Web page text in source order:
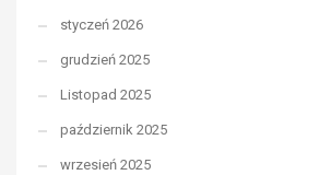
styczeń 2026
grudzień 2025
Listopad 2025
październik 2025
wrzesień 2025